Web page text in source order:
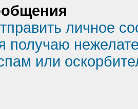
личное
получаю
или